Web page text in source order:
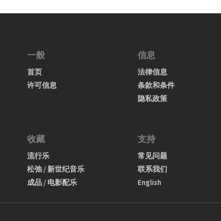
一般
首页
许可信息
信息
法律信息
条款和条件
隐私政策
收藏
流行乐
松弛 / 新世纪音乐
成品 / 电影配乐
支持
常见问题
联系我们
English